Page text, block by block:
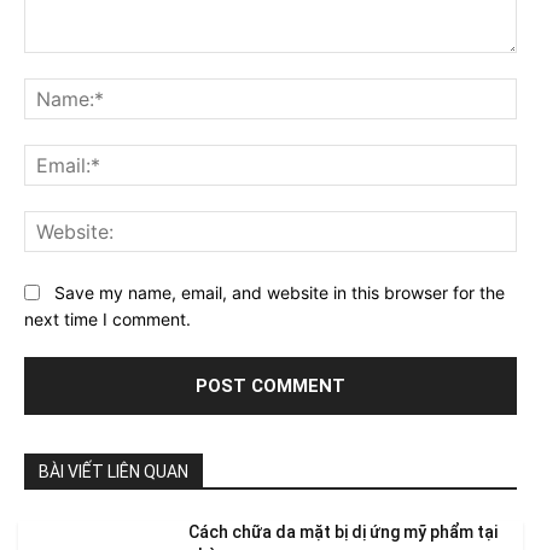
Save my name, email, and website in this browser for the
next time I comment.
BÀI VIẾT LIÊN QUAN
Cách chữa da mặt bị dị ứng mỹ phẩm tại